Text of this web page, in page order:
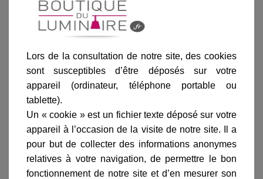
accessoires de ce produit
Lors de la consultation de notre site, des cookies
sont susceptibles d’être déposés sur votre
appareil (ordinateur, téléphone portable ou
tablette).
Un « cookie » est un fichier texte déposé sur votre
appareil à l’occasion de la visite de notre site. Il a
pour but de collecter des informations anonymes
relatives à votre navigation, de permettre le bon
fonctionnement de notre site et d’en mesurer son